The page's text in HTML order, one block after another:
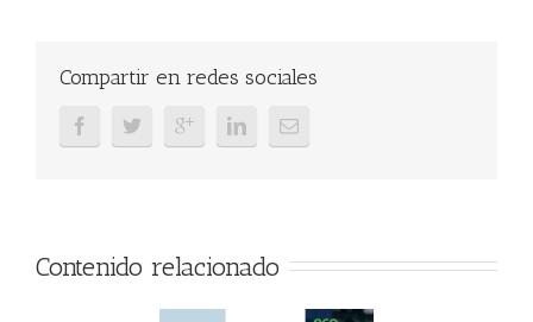
Compartir en redes sociales
Contenido relacionado